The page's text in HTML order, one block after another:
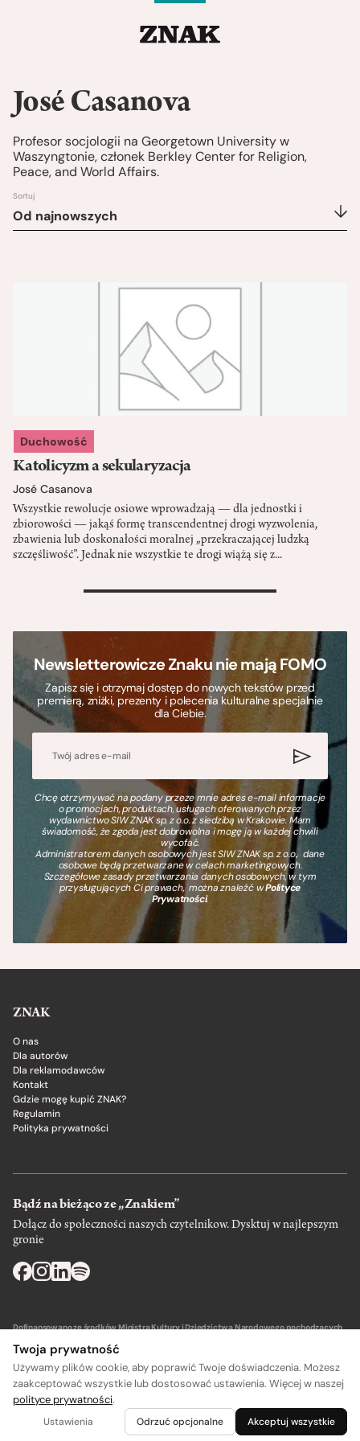
José Casanova
Profesor socjologii na Georgetown University w
Waszyngtonie, członek Berkley Center for Religion,
Peace, and World Affairs.
Sortuj
Od najnowszych
Duchowość
Katolicyzm a sekularyzacja
José Casanova
Wszystkie rewolucje osiowe wprowadzają — dla jednostki i
zbiorowości — jakąś formę transcendentnej drogi wyzwolenia,
zbawienia lub doskonałości moralnej „przekraczającej ludzką
szczęśliwość”. Jednak nie wszystkie te drogi wiążą się z...
>
Newsletterowicze Znaku nie mają FOMO
Zapisz się i otrzymaj dostęp do nowych tekstów przed
premierą, zniżki, prezenty i polecenia kulturalne specjalnie
dla Ciebie.
Chcę otrzymywać na podany przeze mnie adres e-mail informacje
o promocjach, produktach, usługach oferowanych przez
wydawnictwo SIW ZNAK sp. z o.o. z siedzibą w Krakowie. Mam
świadomość, że zgoda jest dobrowolna i mogę ją w każdej chwili
wycofać.
Administratorem danych osobowych jest SIW ZNAK sp. z o.o., dane
osobowe będą przetwarzane w celach marketingowych.
Szczegółowe zasady przetwarzania danych osobowych, w tym
przysługujących Ci prawach, można znaleźć wPolityce
Prywatności.
ZNAK
O nas
Dla autorów
Dla reklamodawców
Kontakt
Gdzie mogę kupić ZNAK?
Regulamin
Polityka prywatności
Bądź na bieżąco ze „Znakiem”
Dołącz do społeczności naszych czytelnikow. Dysktuj w najlepszym
gronie
Dofinansowano ze środków Ministra Kultury i Dziedzictwa Narodowego pochodzących
Wydawca: SIW Znak w Krakowie
Twoja prywatność
Używamy plików cookie, aby poprawić Twoje doświadczenia. Możesz
zaakceptować wszystkie lub dostosować ustawienia. Więcej w naszej
polityce prywatności.
Ustawienia Odrzuć opcjonalne Akceptuj wszystkie